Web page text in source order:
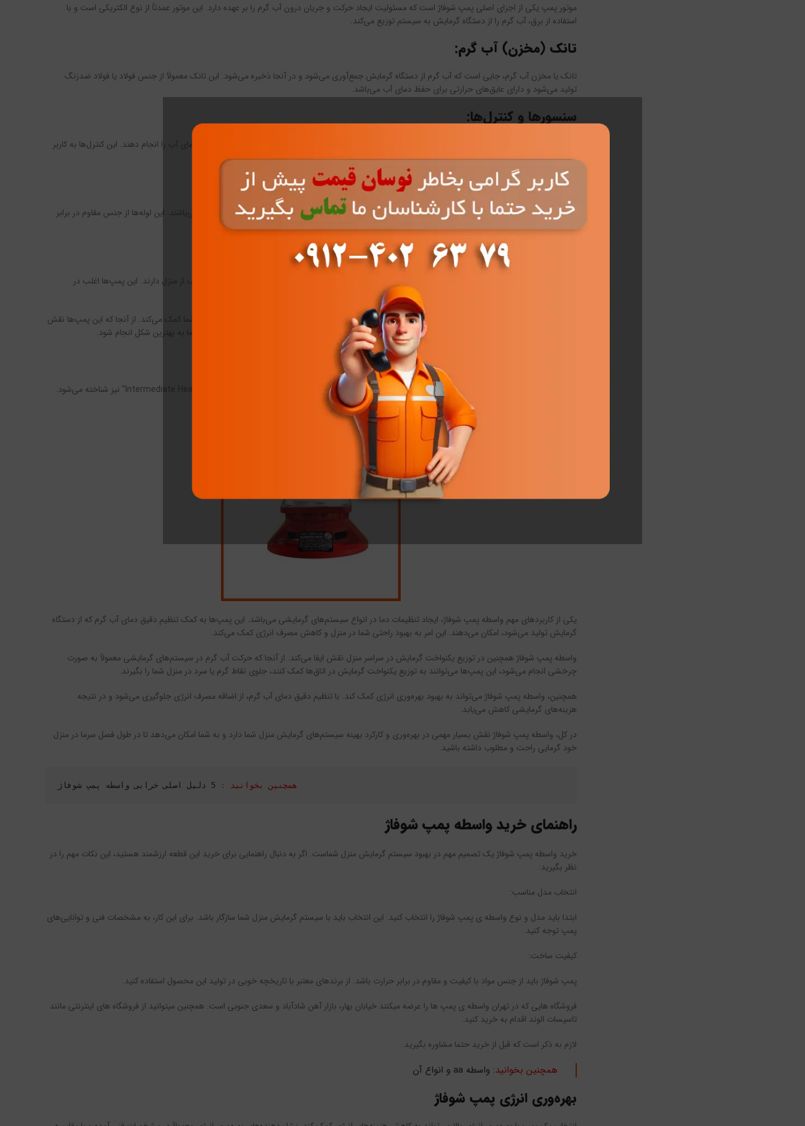
موتور پمپ یکی از اجزای اصلی پمپ شوفاژ است که مسئولیت ایجاد حرکت و جریان درون آب گرم را بر عهده دارد. این موتور عمدتاً از نوع الکتریکی است و با
استفاده از برق، آب گرم را از دستگاه گرمایش به سیستم توزیع می‌کند.
تانک (مخزن) آب گرم:
تانک یا مخزن آب گرم، جایی است که آب گرم از دستگاه گرمایش جمع‌آوری می‌شود و در آنجا ذخیره می‌شود. این تانک معمولاً از جنس فولاد یا فولاد ضدزنگ
تولید می‌شود و دارای عایق‌های حرارتی برای حفظ دمای آب می‌باشد.
سنسورها و کنترل‌ها:
پمپ شوفاژ دارای سنسورها و کنترل‌های مختلفی است که می‌توانند دمای آب را اندازه‌گیری کنند و تنظیمات مربوط به دمای آب را انجام دهند. این کنترل‌ها به کاربر
امکان می‌دهند تا دمای مطلوب خود را انتخاب کرده و پمپ را به تنظیمات مورد نظر تنظیم کنند.
لوله‌ها و اتصالات:
لوله‌ها و اتصالات ضروری برای جریان آب گرم از دستگاه گرمایش به تانک آب گرم و سپس به سیستم توزیع در منزل می‌باشند. این لوله‌ها از جنس مقاوم در برابر
حرارت و فشار آب ساخته می‌شوند.
پمپ‌های فشار:
برخی از سیستم‌های پمپ شوفاژ دارای پمپ‌های فشار هستند که وظیفه افزایش فشار آب را برای توزیع به مناطق مختلف از منزل دارند. این پمپ‌ها اغلب در
سیستم‌هایی با برخورداری از زیرسیستم‌های گرمایشی گسترده‌تر مورد استفاده قرار می‌گیرند.
در کل، پمپ شوفاژ یک ترکیب معقول از اجزا و تکنولوژی‌های مختلف است که به توزیع و تنظیم دمای آب گرم در منزل شما کمک می‌کند. از آنجا که این پمپ‌ها نقش
مهمی در کارکرد صحیح سیستم‌های گرمایشی دارند، انتخاب و نگهداری صحیح آنها بسیار مهم است تا گرمایش منزل شما به بهترین شکل انجام شود.
واسطه پمپ شوفاژ و اهمیت استفاده از آن
واسطه پمپ شوفاژ یکی از عناصر مهم در سیستم گرمایش منزل شماست. این عبارت به انگلیسی به عنوان “Intermediate Heating Pump” نیز شناخته می‌شود.
وظیفه اصلی این قطعه در سیستم گرمایش منزل، تسهیل گردیدن جریان آب گرم از یک مکان به مکان دیگر است.
یکی از کاربردهای مهم واسطه پمپ شوفاژ، ایجاد تنظیمات دما در انواع سیستم‌های گرمایشی می‌باشد. این پمپ‌ها به کمک تنظیم دقیق دمای آب گرم که از دستگاه
گرمایش تولید می‌شود، امکان می‌دهند. این امر به بهبود راحتی شما در منزل و کاهش مصرف انرژی کمک می‌کند.
واسطه پمپ شوفاژ همچنین در توزیع یکنواخت گرمایش در سراسر منزل نقش ایفا می‌کند. از آنجا که حرکت آب گرم در سیستم‌های گرمایشی معمولاً به صورت
چرخشی انجام می‌شود، این پمپ‌ها می‌توانند به توزیع یکنواخت گرمایش در اتاق‌ها کمک کنند، جلوی نقاط گرم یا سرد در منزل شما را بگیرند.
همچنین، واسطه پمپ شوفاژ می‌تواند به بهبود بهره‌وری انرژی کمک کند. با تنظیم دقیق دمای آب گرم، از اضاقه مصرف انرژی جلوگیری می‌شود و در نتیجه
هزینه‌های گرمایشی کاهش می‌یابد.
در کل، واسطه پمپ شوفاژ نقش بسیار مهمی در بهره‌وری و کارکرد بهینه سیستم‌های گرمایش منزل شما دارد و به شما امکان می‌دهد تا در طول فصل سرما در منزل
خود گرمایی راحت و مطلوب داشته باشید.
همچنین بخوانید : 5 دلیل اصلی خرابی واسطه پمپ شوفاژ
راهنمای خرید واسطه پمپ شوفاژ
خرید واسطه پمپ شوفاژ یک تصمیم مهم در بهبود سیستم گرمایش منزل شماست. اگر به دنبال راهنمایی برای خرید این قطعه ارزشمند هستید، این نکات مهم را در
نظر بگیرید:
انتخاب مدل مناسب:
ابتدا باید مدل و نوع واسطه ی پمپ شوفاژ را انتخاب کنید. این انتخاب باید با سیستم گرمایش منزل شما سازگار باشد. برای این کار، به مشخصات فنی و توانایی‌های
پمپ توجه کنید.
کیفیت ساخت:
پمپ شوفاژ باید از جنس مواد با کیفیت و مقاوم در برابر حرارت باشد. از برندهای معتبر با تاریخچه خوبی در تولید این محصول استفاده کنید.
فروشگاه هایی که در تهران واسطه ی پمپ ها را عرضه میکنند خیابان بهار، بازار آهن شادآباد و سعدی جنوبی است. همچنین میتوانید از فروشگاه های اینترنتی مانند
تاسیسات الوند اقدام به خرید کنید.
لازم به ذکر است که قبل از خرید حتما مشاوره بگیرید.
همچنین بخوانید: واسطه aa و انواع آن
بهره‌وری انرژی پمپ شوفاژ